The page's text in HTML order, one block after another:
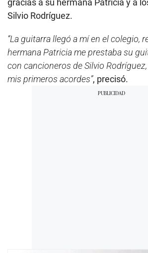
gracias a su hermana Patricia y a
Silvio Rodríguez.
“La guitarra llegó a mí en el colegio,
hermana Patricia me prestaba su
con cancioneros de Silvio
mis primeros acordes”, precisó.